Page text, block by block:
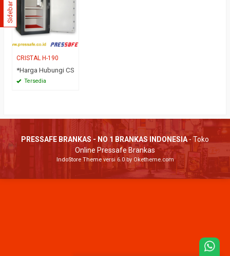
CRISTAL H-190
*Harga Hubungi CS
Tersedia
Sidebar
PRESSAFE BRANKAS - NO 1 BRANKAS INDONESIA- Toko
Online Pressafe Brankas
IndoStore Themeversi 6.0 by Oketheme.com